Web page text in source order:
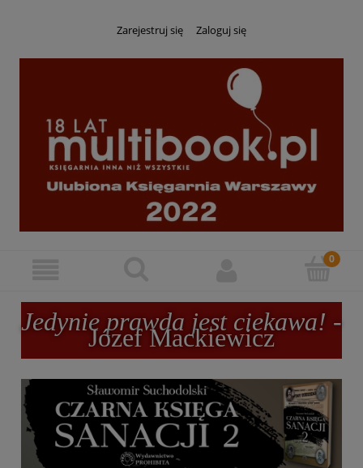
Zarejestruj się Zaloguj się
Jedynie prawda jest ciekawa! -
Józef Mackiewicz